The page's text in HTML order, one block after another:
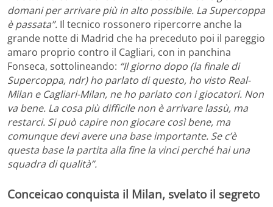
domani per arrivare più in alto possibile. La Supercoppa
è passata”. Il tecnico rossonero ripercorre anche la
grande notte di Madrid che ha preceduto poi il pareggio
amaro proprio contro il Cagliari, con in panchina
Fonseca, sottolineando: “Il giorno dopo (la finale di
Supercoppa, ndr) ho parlato di questo, ho visto Real-
Milan e Cagliari-Milan, ne ho parlato con i giocatori. Non
va bene. La cosa più difficile non è arrivare lassù, ma
restarci. Si può capire non giocare così bene, ma
comunque devi avere una base importante. Se c’è
questa base la partita alla fine la vinci perché hai una
squadra di qualità”.
Conceicao conquista il Milan, svelato il segreto